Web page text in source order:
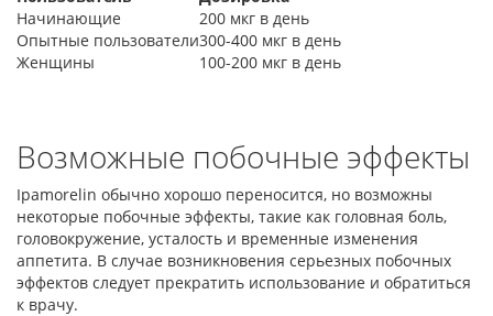
Начинающие
200 мкг в день
Опытные пользователи300-400 мкг в день
Женщины
100-200 мкг в день
Возможные побочные эффекты
Ipamorelin обычно хорошо переносится, но возможны
некоторые побочные эффекты, такие как головная боль,
головокружение, усталость и временные изменения
аппетита. В случае возникновения серьезных побочных
эффектов следует прекратить использование и обратиться
к врачу.